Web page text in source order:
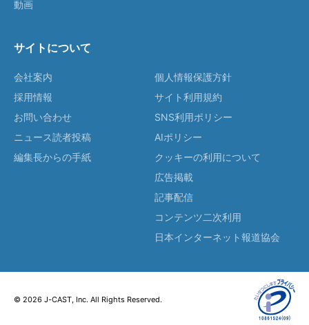
動画
サイトについて
会社案内
採用情報
お問い合わせ
ニュース読者投稿
編集長からの手紙
個人情報保護方針
サイト利用規約
SNS利用ポリシー
AIポリシー
クッキーの利用について
広告掲載
記事配信
コンテンツ二次利用
日本インターネット報道協会
© 2026 J-CAST, Inc. All Rights Reserved.